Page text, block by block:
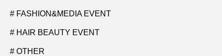
# FASHION&MEDIA EVENT
# HAIR BEAUTY EVENT
# OTHER